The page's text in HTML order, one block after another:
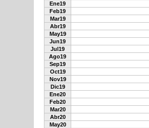
Ene19
Feb19
Mar19
Abr19
May19
Jun19
Jul19
Ago19
Sep19
Oct19
Nov19
Dic19
Ene20
Feb20
Mar20
Abr20
May20